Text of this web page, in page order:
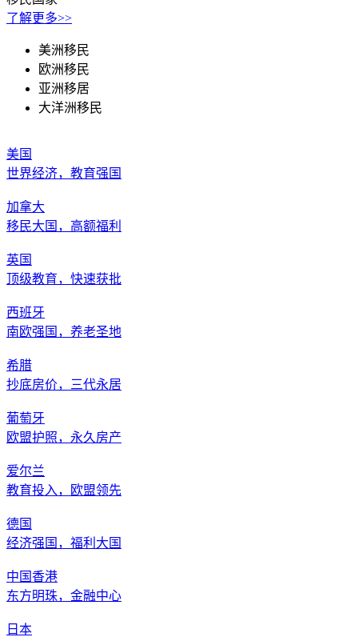
了解更多>>
美洲移民
欧洲移民
亚洲移居
大洋洲移民
美国
世界经济，教育强国
加拿大
移民大国，高额福利
英国
顶级教育，快速获批
西班牙
南欧强国，养老圣地
希腊
抄底房价，三代永居
葡萄牙
欧盟护照，永久房产
爱尔兰
教育投入，欧盟领先
德国
经济强国，福利大国
中国香港
东方明珠，金融中心
日本